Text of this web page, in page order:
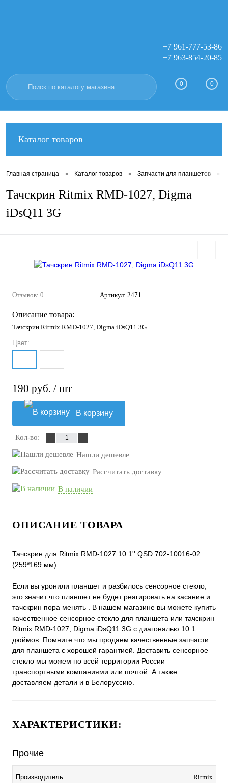
Вход Регистрация
+7 961-777-53-86
+7 963-854-20-85
0 0
Каталог товаров
Главная страница • Каталог товаров • Запчасти для планшетов
Тачскрин Ritmix RMD-1027, Digma
iDsQ11 3G
Отзывов: 0 Артикул: 2471
Описание товара:
Тачскрин Ritmix RMD-1027, Digma iDsQ11 3G
Цвет:
190 руб. / шт
В корзину
Кол-во:
Нашли дешевле
Рассчитать доставку
В наличии
ОПИСАНИЕ ТОВАРА
Тачскрин для Ritmix RMD-1027 10.1'' QSD 702-10016-02
(259*169 мм)
Если вы уронили планшет и разбилось сенсорное стекло,
это значит что планшет не будет реагировать на касание и
тачскрин пора менять . В нашем магазине вы можете купить
качественное сенсорное стекло для планшета или тачскрин
Ritmix RMD-1027, Digma iDsQ11 3G с диагональю 10.1
дюймов. Помните что мы продаем качественные запчасти
для планшета с хорошей гарантией. Доставить сенсорное
стекло мы можем по всей территории России
транспортными компаниями или почтой. А также
доставляем детали и в Белоруссию.
ХАРАКТЕРИСТИКИ:
Прочие
Производитель Ritmix